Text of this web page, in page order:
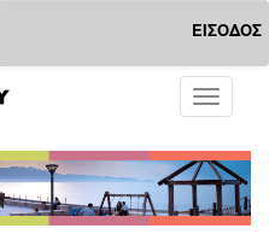
ΕΙΣΟΔΟΣ
Toggle